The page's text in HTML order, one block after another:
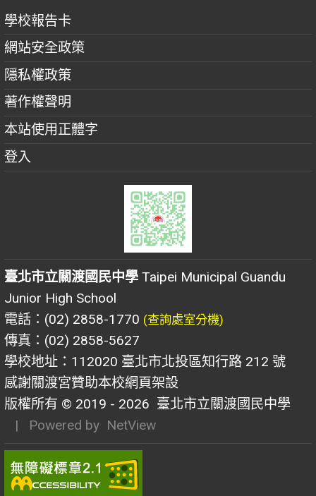
學校報告卡
網站安全政策
隱私權政策
著作權聲明
本站使用正體字
登入
臺北市立關渡國民中學 Taipei Municipal Guandu
Junior High School
電話：(02) 2858-1770 (查詢處室分機)
傳真：(02) 2858-5627
學校地址：112020 臺北市北投區知行路 212 號
感謝關渡宮贊助本校網頁架設
版權所有 © 2019 - 2026 臺北市立關渡國民中學
| Powered by NetView